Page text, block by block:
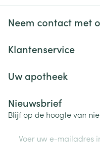
Neem contact met
Klantenservice
Uw apotheek
Nieuwsbrief
Blijf op de hoogte van